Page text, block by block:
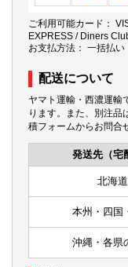
ご利用可能カード：
EXPRESS / Diners
お支払方法： 一括払い
配送について
ヤマト運輸・西濃運輸
ります。また、別注品
積フォームからお問合
発送先（宅
北海道
本州・四国
沖縄・各県